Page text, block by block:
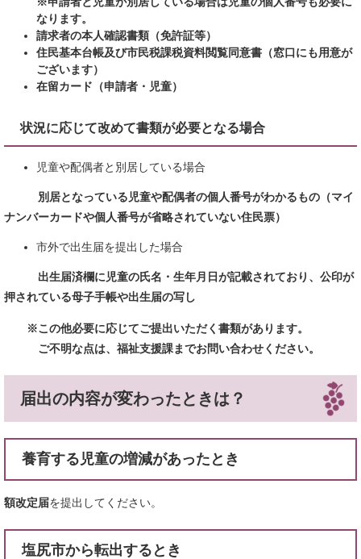
なります。
請求者の本人確認書類（免許証等）
住民基本台帳及び市民税課税資料閲覧同意書（窓口にも用意が
ございます）
在留カード（申請者・児童）
​状況に応じて改めて書類が必要となる場合
児童や配偶者と別居している場合
別居となっている児童や配偶者の個人番号がわかるもの（マイ
ナンバーカードや個人番号が省略されていない住民票）
市外で出生届を提出した場合
出生届済欄に児童の氏名・生年月日が記載されており、公印が
押されている母子手帳や出生届の写し
※この他必要に応じてご提出いただく書類があります。
ご不明な点は、福祉支援課までお問い合わせください。
届出の内容が変わったときは？
養育する児童の増減があったとき
額改定届を提出してください。
塩尻市から転出するとき